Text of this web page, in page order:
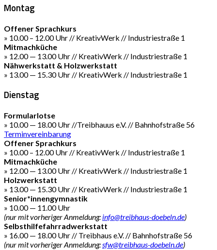
Montag
Offener Sprachkurs
» 10.00 – 12.00 Uhr // KreativWerk // Industriestraße 1
Mitmachküche
» 12.00 — 13.00 Uhr // KreativWerk // Industriestraße 1
Nähwerkstatt & Holzwerkstatt
» 13.00 — 15.30 Uhr // KreativWerk // Industriestraße 1
Dienstag
Formularlotse
» 10.00 — 18.00 Uhr //Treibhauus e.V. // Bahnhofstraße 56
Terminvereinbarung
Offener Sprachkurs
» 10.00 – 12.00 Uhr // KreativWerk // Industriestraße 1
Mitmachküche
» 12.00 — 13.00 Uhr // KreativWerk // Industriestraße 1
Holzwerkstatt
» 13.00 — 15.30 Uhr // KreativWerk // Industriestraße 1
Senior*innengymnastik
» 10.00 — 11.00 Uhr
(nur mit vorheriger Anmeldung: info@treibhaus-doebeln.de)
Selbsthilfefahrradwerkstatt
» 16.00 — 18.00 Uhr // Treibhaus e.V. // Bahnhofstraße 56
(nur mit vorheriger Anmeldung:sfw@treibhaus-doebeln.de)